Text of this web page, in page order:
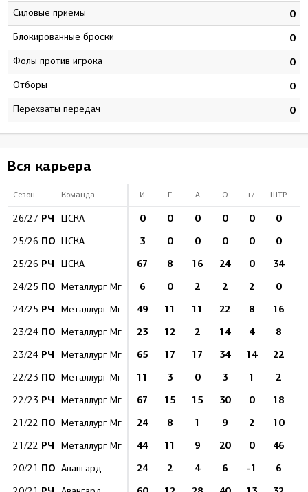
Силовые приемы 0
Блокированные броски 0
Фолы против игрока 0
Отборы 0
Перехваты передач 0
Вся карьера
Сезон Команда И Г А О +/- ШТР
26/27 РЧ ЦСКА 0 0 0 0 0 0
25/26 ПО ЦСКА 3 0 0 0 0 0
25/26 РЧ ЦСКА 67 8 16 24 0 34
24/25 ПО Металлург Мг 6 0 2 2 2 0
24/25 РЧ Металлург Мг 49 11 11 22 8 16
23/24 ПО Металлург Мг 23 12 2 14 4 8
23/24 РЧ Металлург Мг 65 17 17 34 14 22
22/23 ПО Металлург Мг 11 3 0 3 1 2
22/23 РЧ Металлург Мг 67 15 15 30 0 18
21/22 ПО Металлург Мг 24 8 1 9 2 10
21/22 РЧ Металлург Мг 44 11 9 20 0 46
20/21 ПО Авангард 24 2 4 6 -1 6